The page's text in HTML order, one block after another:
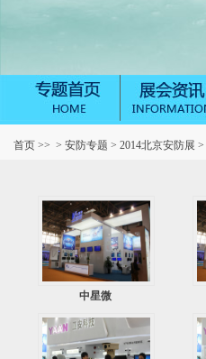
首页 >> > 安防专题 > 2014北京安防展 >
中星微